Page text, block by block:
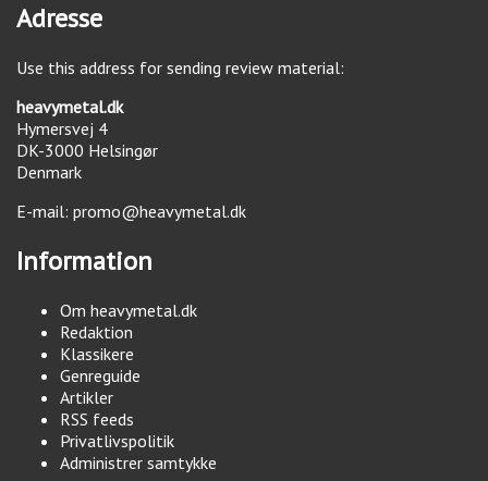
Adresse
Use this address for sending review material:
heavymetal.dk
Hymersvej 4
DK-3000 Helsingør
Denmark
E-mail: promo@heavymetal.dk
Information
Om heavymetal.dk
Redaktion
Klassikere
Genreguide
Artikler
RSS feeds
Privatlivspolitik
Administrer samtykke